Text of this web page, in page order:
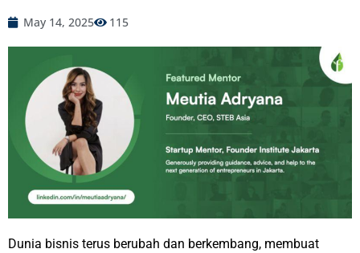
May 14, 2025 115
Dunia bisnis terus berubah dan berkembang, membuat